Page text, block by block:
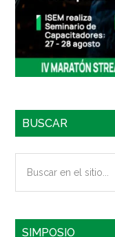
BUSCAR
SIMPOSIO